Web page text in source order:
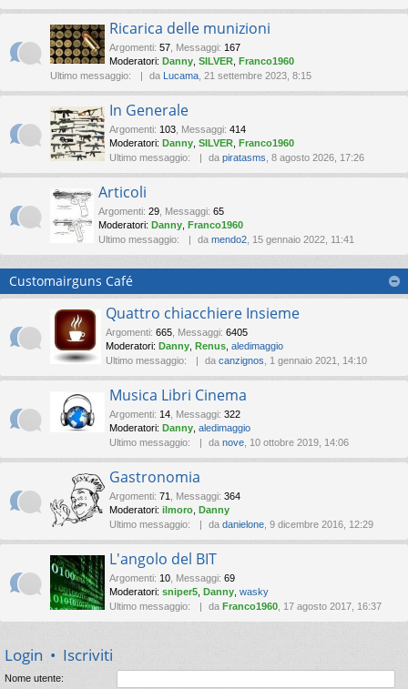
Ricarica delle munizioni
Argomenti: 57 Messaggi: 167
Moderatori: Danny SILVER Franco1960
Ultimo messaggio:
da Lucama , 21 settembre 2023, 8:15
In Generale
Argomenti: 103 Messaggi: 414
Moderatori: Danny SILVER Franco1960
Ultimo messaggio:
da piratasms , 8 agosto 2026, 17:26
Articoli
Argomenti: 29 Messaggi: 65
Moderatori: Danny Franco1960
Ultimo messaggio:
da mendo2 , 15 gennaio 2022, 11:41
Customairguns Café
Quattro chiacchiere Insieme
Argomenti: 665 Messaggi: 6405
Moderatori: Danny Renus aledimaggio
Ultimo messaggio:
da canzignos , 1 gennaio 2021, 14:10
Musica Libri Cinema
Argomenti: 14 Messaggi: 322
Moderatori: Danny aledimaggio
Ultimo messaggio:
da nove , 10 ottobre 2019, 14:06
Gastronomia
Argomenti: 71 Messaggi: 364
Moderatori: ilmoro Danny
Ultimo messaggio:
da danielone , 9 dicembre 2016, 12:29
L'angolo del BIT
Argomenti: 10 Messaggi: 69
Moderatori: sniper5 Danny wasky
Ultimo messaggio:
da Franco1960 , 17 agosto 2017, 16:37
Login • Iscriviti
Nome utente: